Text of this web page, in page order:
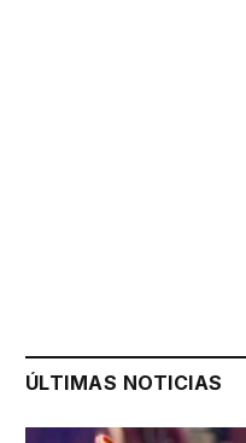
ÚLTIMAS NOTICIAS